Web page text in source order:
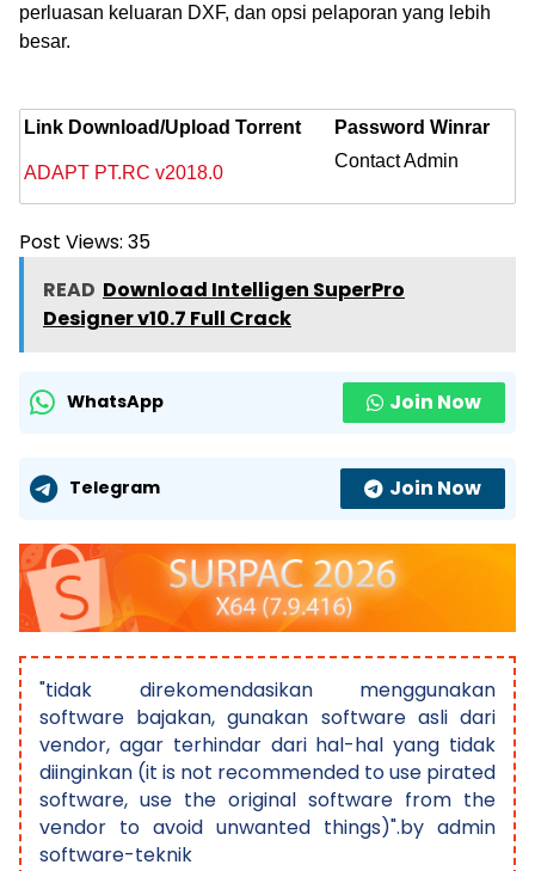
perluasan keluaran DXF, dan opsi pelaporan yang lebih
besar.
Link Download/Upload Torrent Password Winrar
ADAPT PT.RC v2018.0
Contact Admin
Post Views: 35
READ Download Intelligen SuperPro
Designer v10.7 Full Crack
WhatsApp Join Now
Telegram Join Now
"tidak direkomendasikan menggunakan
software bajakan, gunakan software asli dari
vendor, agar terhindar dari hal-hal yang tidak
diinginkan (it is not recommended to use pirated
software, use the original software from the
vendor to avoid unwanted things)".by admin
software-teknik